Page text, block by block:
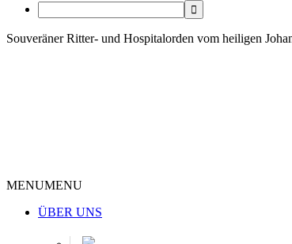
Souveräner Ritter- und Hospitalorden vom heiligen
MENUMENU
ÜBER UNS